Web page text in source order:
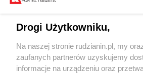
Wydawca mediów lokalnych
Drogi Użytkowniku,
Na naszej stronie rudzianin.pl, my
zaufanych partnerów uzyskujemy
informacje na urządzeniu oraz